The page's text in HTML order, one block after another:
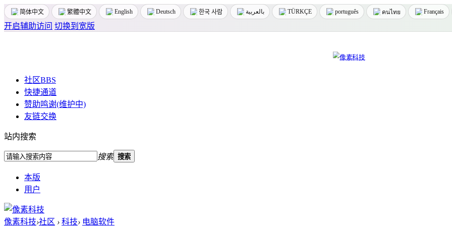
简体中文 繁體中文 English Deutsch 한국 사람 بالعربية TÜRKÇE português คนไทย Français
开启辅助访问 切换到宽版
社区BBS
快捷通道
赞助鸣谢(维护中)
友链交换
站内搜索
搜索 搜索
本版
用户
像素科技›社区 › 科技› 电脑软件